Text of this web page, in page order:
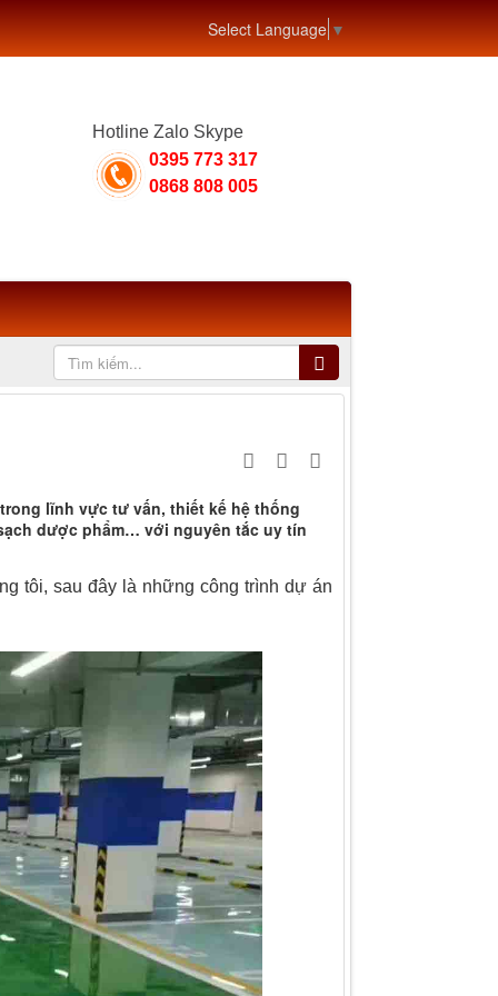
Hotline Zalo Skype
0395 773 317
0868 808 005
Select Language▼
lĩnh vực tư vấn, thiết kế hệ thống
dược phẩm… với nguyên tắc uy tín
tôi, sau đây là những công trình dự án